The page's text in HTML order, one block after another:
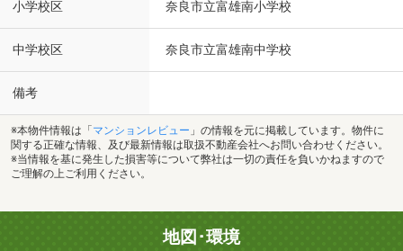
小学校区 奈良市立富雄南小学校
中学校区 奈良市立富雄南中学校
備考
※本物件情報は「 マンションレビュー 」の情報を元に掲載しています。物件に
関する正確な情報、及び最新情報は取扱不動産会社へお問い合わせください。
※当情報を基に発生した損害等について弊社は一切の責任を負いかねますので
ご理解の上ご利用ください。
地図･環境